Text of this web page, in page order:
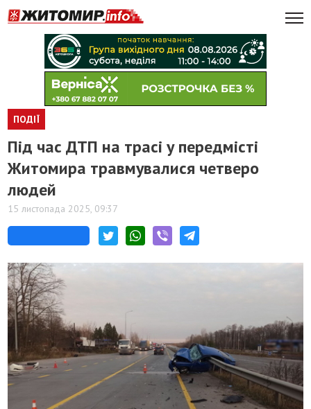
ПОДІЇ
Під час ДТП на трасі у передмісті
Житомира травмувалися четверо
людей
15 листопада 2025, 09:37